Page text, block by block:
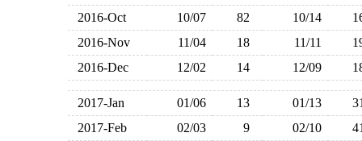
2016-Oct
10/07 82 10/14
2016-Nov
11/04 18 11/11
2016-Dec
12/02 14 12/09
2017-Jan 01/06 13 01/13
2017-Feb
02/03 9 02/10